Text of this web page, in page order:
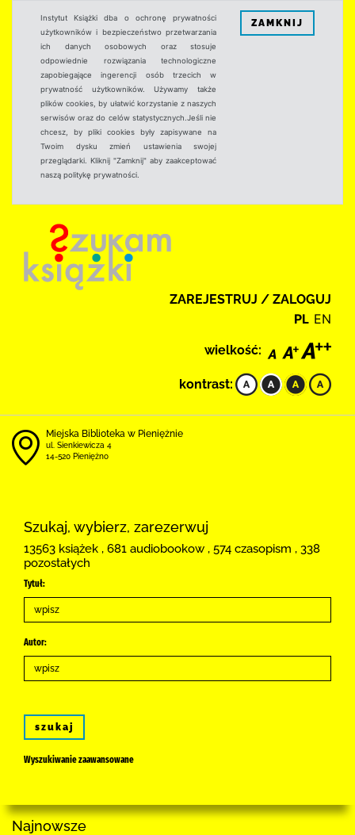
Instytut Książki dba o ochronę prywatności
użytkowników i bezpieczeństwo przetwarzania
ich danych osobowych oraz stosuje
odpowiednie rozwiązania technologiczne
zapobiegające ingerencji osób trzecich w
prywatność użytkowników. Używamy także
plików cookies, by ułatwić korzystanie z naszych
serwisów oraz do celów statystycznych.Jeśli nie
chcesz, by pliki cookies były zapisywane na
Twoim dysku zmień ustawienia swojej
przeglądarki. Kliknij "Zamknij" aby zaakceptować
naszą politykę prywatności.
ZAMKNIJ
ZAREJESTRUJ / ZALOGUJ
PL EN
wielkość:
kontrast:
Miejska Biblioteka w Pieniężnie
ul. Sienkiewicza 4
14-520 Pieniężno
Szukaj, wybierz, zarezerwuj
13563 książek , 681 audiobookow , 574 czasopism , 338
pozostałych
Tytuł:
Autor:
szukaj
Wyszukiwanie zaawansowane
Najnowsze